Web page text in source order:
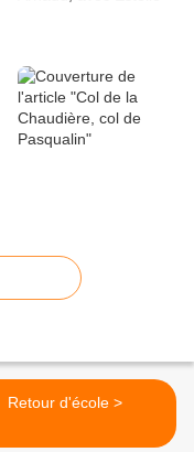
Retour d'école >